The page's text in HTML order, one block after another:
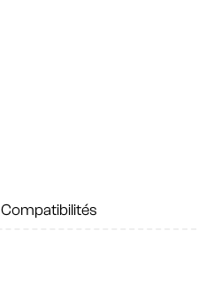
Compatibilités